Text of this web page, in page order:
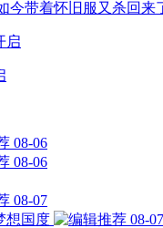
今带着怀旧服又杀回来
08-06
08-06
08-07
想国度
08-07